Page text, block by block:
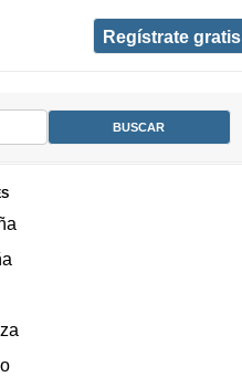
Regístrate gratis